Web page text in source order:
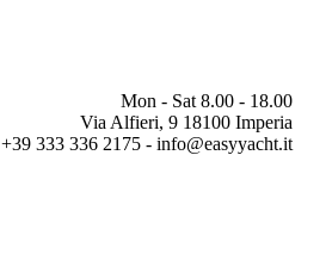
Mon - Sat 8.00 - 18.00
Via Alfieri, 9 18100 Imperia
+39 333 336 2175 - info@easyyacht.it